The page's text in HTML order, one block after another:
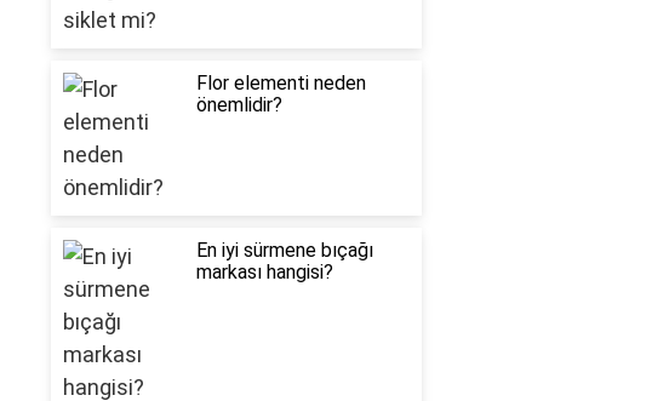
Flor elementi neden
önemlidir?
En iyi sürmene bıçağı
markası hangisi?